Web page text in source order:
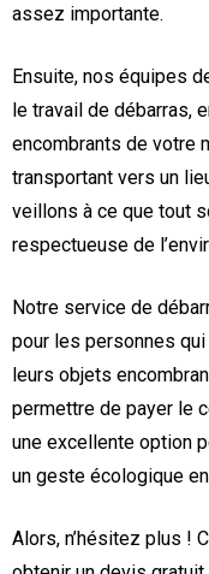
assez importante.
Ensuite, nos équipes
le travail de débarras,
encombrants de votre
transportant vers un
veillons à ce que tout
respectueuse de
Notre service de
pour les personnes
leurs objets
permettre de payer le
une excellente option
un geste écologique
Alors, n’hésitez plus !